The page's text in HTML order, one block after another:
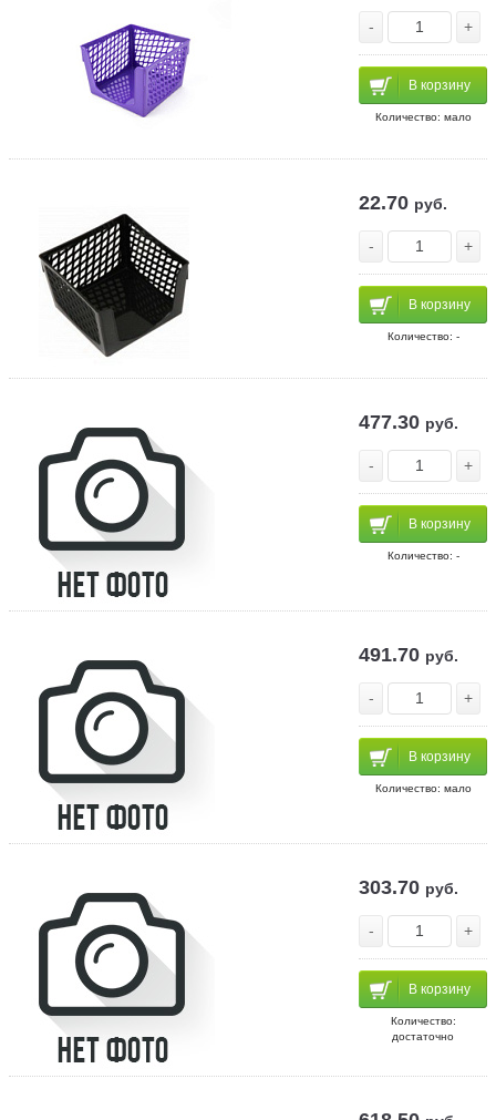
- +
В корзину
Количество: мало
22.70 руб.
- +
В корзину
Количество: -
477.30 руб.
- +
В корзину
Количество: -
491.70 руб.
- +
В корзину
Количество: мало
303.70 руб.
- +
В корзину
Количество:
достаточно